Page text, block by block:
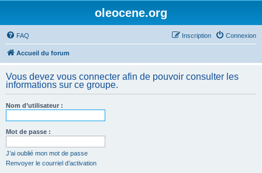
oleocene.org
FAQ Connexion
Inscription
Accueil du forum
Vous devez vous connecter afin de pouvoir consulter les
informations sur ce groupe.
Nom d’utilisateur :
Mot de passe :
J’ai oublié mon mot de passe
Renvoyer le courriel d’activation